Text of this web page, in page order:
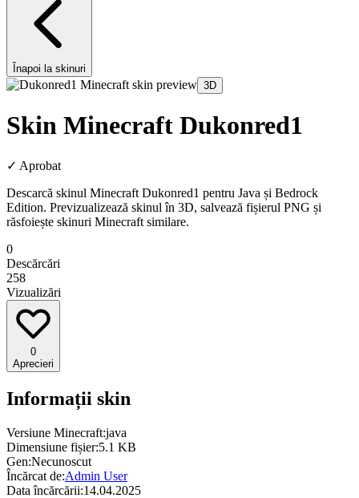
Înapoi la skinuri
3D
Skin Minecraft Dukonred1
✓ Aprobat
Descarcă skinul Minecraft Dukonred1 pentru Java și Bedrock
Edition. Previzualizează skinul în 3D, salvează fișierul PNG și
răsfoiește skinuri Minecraft similare.
0
Descărcări
258
Vizualizări
0
Aprecieri
Informații skin
Versiune Minecraft:java
Dimensiune fișier:5.1 KB
Gen:Necunoscut
Încărcat de:Admin User
Data încărcării:14.04.2025